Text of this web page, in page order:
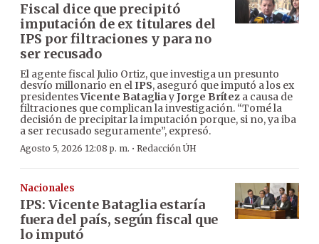
Fiscal dice que precipitó
imputación de ex titulares del
IPS por filtraciones y para no
ser recusado
El agente fiscal Julio Ortiz, que investiga un presunto
desvío millonario en elIPS, aseguró que imputó a los ex
presidentesVicente BatagliayJorge Brítez a causa de
filtraciones que complican la investigación. “Tomé la
decisión de precipitar la imputación porque, si no, ya iba
a ser recusado seguramente”, expresó.
Agosto 5, 2026 12:08 p. m. · Redacción ÚH
Nacionales
IPS: Vicente Bataglia estaría
fuera del país, según fiscal que
lo imputó